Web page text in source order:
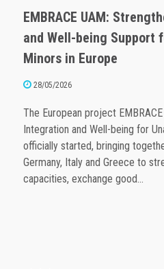
EMBRACE UAM:
and Well-being Support
Minors in Europe
28/05/2026
The European project
Integration and Well-being for
officially started, bringing
Germany, Italy and Greece to
capacities, exchange good...